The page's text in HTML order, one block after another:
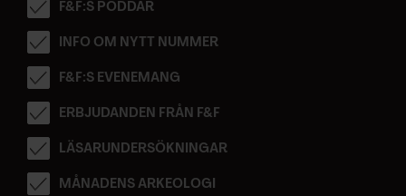
F&F:S PODDAR
INFO OM NYTT NUMMER
F&F:S EVENEMANG
ERBJUDANDEN FRÅN F&F
LÄSARUNDERSÖKNINGAR
MÅNADENS ARKEOLOGI